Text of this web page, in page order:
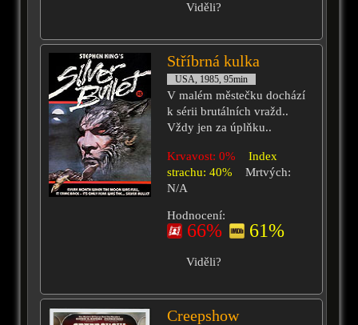
Viděli?
Stříbrná kulka
USA, 1985, 95min
V malém městečku dochází
k sérii brutálních vražd..
Vždy jen za úplňku..
Krvavost: 0%
Index
strachu: 40%
Mrtvých:
N/A
Hodnocení:
66% 61%
Viděli?
Creepshow